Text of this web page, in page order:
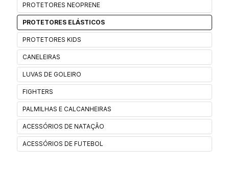
PROTETORES NEOPRENE
PROTETORES ELÁSTICOS
PROTETORES KIDS
CANELEIRAS
LUVAS DE GOLEIRO
FIGHTERS
PALMILHAS E CALCANHEIRAS
ACESSÓRIOS DE NATAÇÃO
ACESSÓRIOS DE FUTEBOL